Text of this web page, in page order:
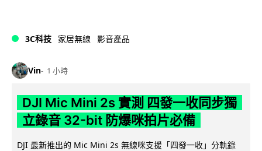
3C科技 家居無線 影音產品
Vin 1 小時
DJI Mic Mini 2s 實測 四發一收同步獨
立錄音 32-bit 防爆咪拍片必備
DJI 最新推出的 Mic Mini 2s 無線咪支援「四發一收」分軌錄